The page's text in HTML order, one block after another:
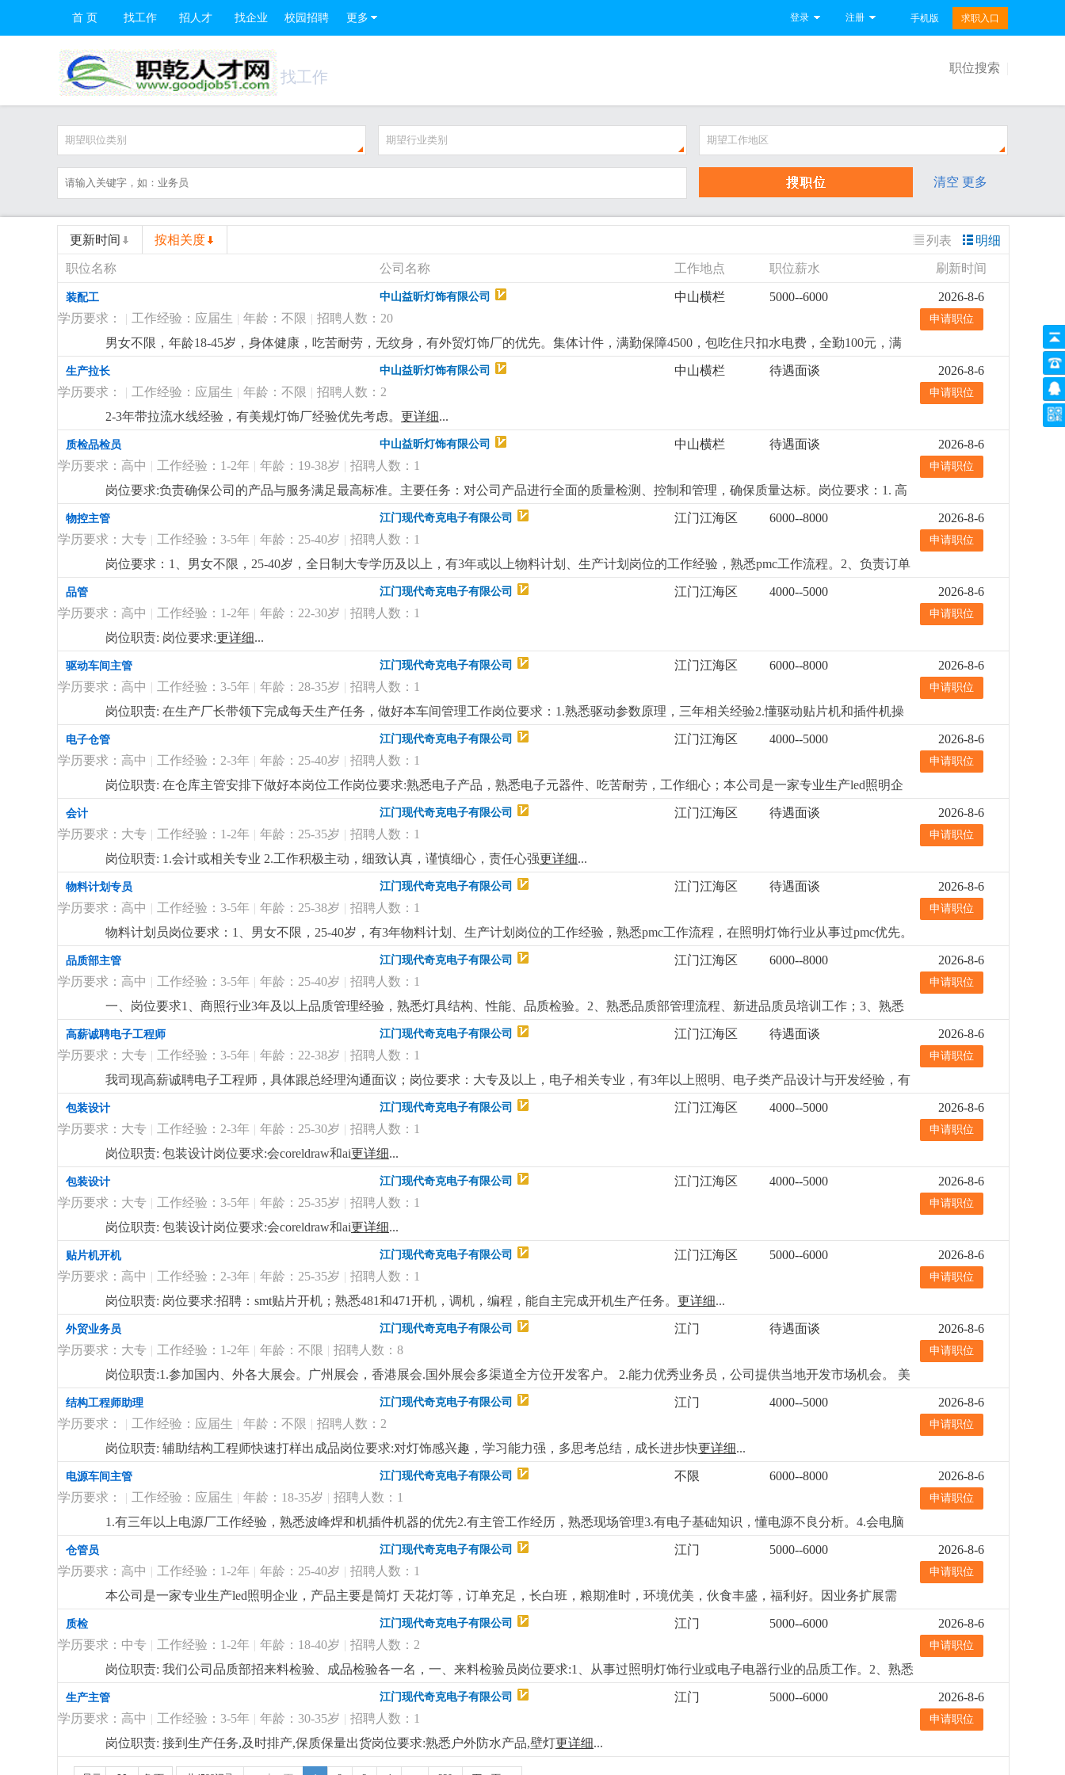
首 页 找工作 招人才 找企业 校园招聘 更多 手机版 求职入口
注册
登录
找工作
职位搜索
期望职位类别 期望行业类别 期望工作地区
清空 更多
更新时间 按相关度 列表 明细
职位名称 公司名称 工作地点 职位薪水 刷新时间
装配工 中山益昕灯饰有限公司 中山横栏 5000--6000
2026-8-6
学历要求：
| 工作经验：应届生 | 年龄：不限 | 招聘人数：20 申请职位
男女不限，年龄18-45岁，身体健康，吃苦耐劳，无纹身，有外贸灯饰厂的优先。集体计件，满勤保障4500，包吃住只扣水电费，全勤100元，满
半年工龄奖50元，最高300元，月休二天。更详细...
生产拉长 中山益昕灯饰有限公司 中山横栏 待遇面谈
2026-8-6
学历要求：
| 工作经验：应届生 | 年龄：不限 | 招聘人数：2 申请职位
2-3年带拉流水线经验，有美规灯饰厂经验优先考虑。 更详细...
质检品检员 中山益昕灯饰有限公司 中山横栏 待遇面谈
2026-8-6
学历要求：高中 | 工作经验：1-2年 | 年龄：19-38岁 | 招聘人数：1 申请职位
岗位要求:负责确保公司的产品与服务满足最高标准。主要任务：对公司产品进行全面的质量检测、控制和管理，确保质量达标。岗位要求：1. 高
中及以上学历；2. 熟悉质量管理体系；3. 有质检或相关领域工作经验者优先；4. 细致、认真，具备较强的责任心；5. 良好的沟通能力，能与多个
部门协同工作。
物控主管 江门现代奇克电子有限公司 江门江海区 6000--8000
2026-8-6
学历要求：大专 | 工作经验：3-5年 | 年龄：25-40岁 | 招聘人数：1 申请职位
岗位要求：1、男女不限，25-40岁，全日制大专学历及以上，有3年或以上物料计划、生产计划岗位的工作经验，熟悉pmc工作流程。2、负责订单
的物料需求整理，能根据订单分解物料、制定物料计划，有物料计划管控能力。3、有全盘主理物控部门的能力，性格雷厉风行，有良好的沟通协
调能力和数据统筹能力。4、熟悉办公软件使用，熟悉erp系统使用；5、良好的沟通、协调和计划能力。岗位福利：1、薪酬幅度6000-10000元/
月，具体跟总经理面试商议决定。2、节日慰问礼品礼金、开工红包、公司根据年度业绩颁发年终奖3、公司包吃工作餐、提供宿舍。4、环境优美
的办公楼办公。更详细...
品管 江门现代奇克电子有限公司 江门江海区 4000--5000
2026-8-6
学历要求：高中 | 工作经验：1-2年 | 年龄：22-30岁 | 招聘人数：1 申请职位
岗位职责: 岗位要求:更详细...
驱动车间主管 江门现代奇克电子有限公司 江门江海区 6000--8000
2026-8-6
学历要求：高中 | 工作经验：3-5年 | 年龄：28-35岁 | 招聘人数：1 申请职位
岗位职责: 在生产厂长带领下完成每天生产任务，做好本车间管理工作岗位要求：1.熟悉驱动参数原理，三年相关经验2.懂驱动贴片机和插件机操
作3.包吃包住，试用期后买社保4.待遇面谈更详细...
电子仓管 江门现代奇克电子有限公司 江门江海区 4000--5000
2026-8-6
学历要求：高中 | 工作经验：2-3年 | 年龄：25-40岁 | 招聘人数：1 申请职位
岗位职责: 在仓库主管安排下做好本岗位工作岗位要求:熟悉电子产品，熟悉电子元器件、吃苦耐劳，工作细心；本公司是一家专业生产led照明企
业，产品主要是筒灯 天花灯等，订单充足，长白班，粮期准时，环境优美、伙食丰盛，福利好。更详细...
会计 江门现代奇克电子有限公司 江门江海区 待遇面谈
2026-8-6
学历要求：大专 | 工作经验：1-2年 | 年龄：25-35岁 | 招聘人数：1 申请职位
岗位职责: 1.会计或相关专业 2.工作积极主动，细致认真，谨慎细心，责任心强更详细...
物料计划专员 江门现代奇克电子有限公司 江门江海区 待遇面谈
2026-8-6
学历要求：高中 | 工作经验：3-5年 | 年龄：25-38岁 | 招聘人数：1 申请职位
物料计划员岗位要求：1、男女不限，25-40岁，有3年物料计划、生产计划岗位的工作经验，熟悉pmc工作流程，在照明灯饰行业从事过pmc优先。
2、负责订单的物料需求整理，能根据订单制定物料计划，有物料计划管控能力。3、做事有条理性、有计划性、原则性强，工作细心；4、熟悉办
公软件使用，熟悉erp系统使用，如金蝶；5、良好的沟通、协调和计划能力。岗位福利：1、薪酬5000-6500元/月，视能力和经验而定，具体面议
商榷。2、节日慰问礼品礼金、开工红包、年终奖3、公司包吃工作餐、提供宿舍。4、环境优美的办公楼办公。
品质部主管 江门现代奇克电子有限公司 江门江海区 6000--8000
2026-8-6
学历要求：高中 | 工作经验：3-5年 | 年龄：25-40岁 | 招聘人数：1 申请职位
一、岗位要求1、商照行业3年及以上品质管理经验，熟悉灯具结构、性能、品质检验。2、熟悉品质部管理流程、新进品质员培训工作；3、熟悉
iso质量体系；4、具备良好的沟通协调和组织能力；二、工作职责1、负责新产品/变更品量产前确认，试产评估、包装设计资料校对；2、负责品
质部品质人员的培训和工作指导；3、制定产品检验规程、验货过程跟进和协调，验货异常处理并跟进结果；4、供应商质量改善指导，品质数据
统计和分析；5、协调和支持跨部门工作配合，协助新产品的质量标准的建立，协助认证产品标准的执行落地；6、跟业务部一起共同跟进各项客
户审厂工作；三、薪酬福利1、待遇具体跟总经理商榷，薪酬幅度6500-8500k；2、购买江门社保、享受饭费补贴，享受外宿补助金、节日福利、
法定假期等；更详细...
高薪诚聘电子工程师 江门现代奇克电子有限公司 江门江海区 待遇面谈
2026-8-6
学历要求：大专 | 工作经验：3-5年 | 年龄：22-38岁 | 招聘人数：1 申请职位
我司现高薪诚聘电子工程师，具体跟总经理沟通面议；岗位要求：大专及以上，电子相关专业，有3年以上照明、电子类产品设计与开发经验，有
智能家居照明开发经验者优先考虑。更详细...
包装设计 江门现代奇克电子有限公司 江门江海区 4000--5000
2026-8-6
学历要求：大专 | 工作经验：2-3年 | 年龄：25-30岁 | 招聘人数：1 申请职位
岗位职责: 包装设计岗位要求:会coreldraw和ai更详细...
包装设计 江门现代奇克电子有限公司 江门江海区 4000--5000
2026-8-6
学历要求：大专 | 工作经验：3-5年 | 年龄：25-35岁 | 招聘人数：1 申请职位
岗位职责: 包装设计岗位要求:会coreldraw和ai更详细...
贴片机开机 江门现代奇克电子有限公司 江门江海区 5000--6000
2026-8-6
学历要求：高中 | 工作经验：2-3年 | 年龄：25-35岁 | 招聘人数：1 申请职位
岗位职责: 岗位要求:招聘：smt贴片开机；熟悉481和471开机，调机，编程，能自主完成开机生产任务。 更详细...
外贸业务员 江门现代奇克电子有限公司 江门 待遇面谈
2026-8-6
学历要求：大专 | 工作经验：1-2年 | 年龄：不限 | 招聘人数：8 申请职位
岗位职责:1.参加国内、外各大展会。广州展会，香港展会.国外展会多渠道全方位开发客户。 2.能力优秀业务员，公司提供当地开发市场机会。 美
国市场优先。3.熟悉阿里巴巴国际站运营流程，能独立运作阿里巴巴店铺；管理alibaba国际站平台，开发询盘、跟进客户；4.开拓销售目标市场，
拓展销售网络，组织建立、健全客户档案；5.跟进潜在及已有批发客户，扩大市场；岗位要求:1.英语4级以上，能熟练的跟客户面对面的沟通和回
邮件，2.大专及以上学历，国际贸易、商务英语类相关专业；无工作经验均可，前提勤奋好学。3.有上进心,热爱外贸销售工作，有事业心及责任
心，具备优秀的语言表达能力及组织协调能力。工作时间：早上9：00-12：00 下午：14:00-18:00 （每天7小时）单双修。 享受国家假期。工资待
遇好，底薪+提成,员工一年实现买车， 买房不是梦。无限的上升空间，就怕你不敢来。阿里巴巴四星级平台，公司最大努力为外贸部门搭建出好
线上平台。 线上， 线下相结合。如果你有一份年轻人不怕苦，不怕累。敢于拼搏，执着， 热爱外贸的心。欢迎随时加入我们的大家庭。梦在前
方，路在脚下，在这里，可以开拓出一片属于你自己的新天地。天空海阔任你飞。也欢迎应届毕业生加入我们！
结构工程师助理 江门现代奇克电子有限公司 江门 4000--5000
2026-8-6
学历要求：
| 工作经验：应届生 | 年龄：不限 | 招聘人数：2 申请职位
岗位职责: 辅助结构工程师快速打样出成品岗位要求:对灯饰感兴趣，学习能力强，多思考总结，成长进步快更详细...
电源车间主管 江门现代奇克电子有限公司 不限 6000--8000
2026-8-6
学历要求：
| 工作经验：应届生 | 年龄：18-35岁 | 招聘人数：1 申请职位
1.有三年以上电源厂工作经验，熟悉波峰焊和机插件机器的优先2.有主管工作经历，熟悉现场管理3.有电子基础知识，懂电源不良分析。4.会电脑
操作，更详细...
仓管员 江门现代奇克电子有限公司 江门 5000--6000
2026-8-6
学历要求：高中 | 工作经验：1-2年 | 年龄：25-40岁 | 招聘人数：1 申请职位
本公司是一家专业生产led照明企业，产品主要是筒灯 天花灯等，订单充足，长白班，粮期准时，环境优美，伙食丰盛，福利好。因业务扩展需
要，我司现诚招仓管员1名，：20-40岁，高中及以上学历，仓管2-3年以上经验，要求对仓库流程熟悉，对数据敏感，有责任心，工作细心，保持
账物一致，负责仓库的收发货，无不良嗜好，转正购买社保。仓管需要拉叉车送物料到车间，所以男士更适合
质检 江门现代奇克电子有限公司 江门 5000--6000
2026-8-6
学历要求：中专 | 工作经验：1-2年 | 年龄：18-40岁 | 招聘人数：2 申请职位
岗位职责: 我们公司品质部招来料检验、成品检验各一名，一、来料检验员岗位要求:1、从事过照明灯饰行业或电子电器行业的品质工作。2、熟悉
灯具材料和检验设备的使用。3、负责来料的检验工作，工作有责任心，敬业认真。二、成品检验员岗位职责和要求：1、负责成品的检验工作；
3、对不合格品进行隔离、标识，并跟踪落实处理结果；4、负责配合客人验货；5、负责保管本岗位的图纸、资料工具；6、协助上级处理客户诉
求、退货的调查、检验工作；7、进仓成品包装安全的检验和验证。综合待遇5500-6500元/月，转正购买江门社保，包吃包住。
生产主管 江门现代奇克电子有限公司 江门 5000--6000
2026-8-6
学历要求：高中 | 工作经验：3-5年 | 年龄：30-35岁 | 招聘人数：1 申请职位
岗位职责: 接到生产任务,及时排产,保质保量出货岗位要求:熟悉户外防水产品,壁灯更详细...